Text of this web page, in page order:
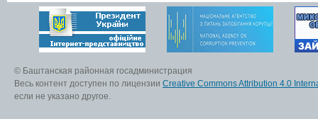
© Баштанская районная госадминистрация
Весь контент доступен по лицензии Creative Commons Attribution 4.0
если не указано другое.